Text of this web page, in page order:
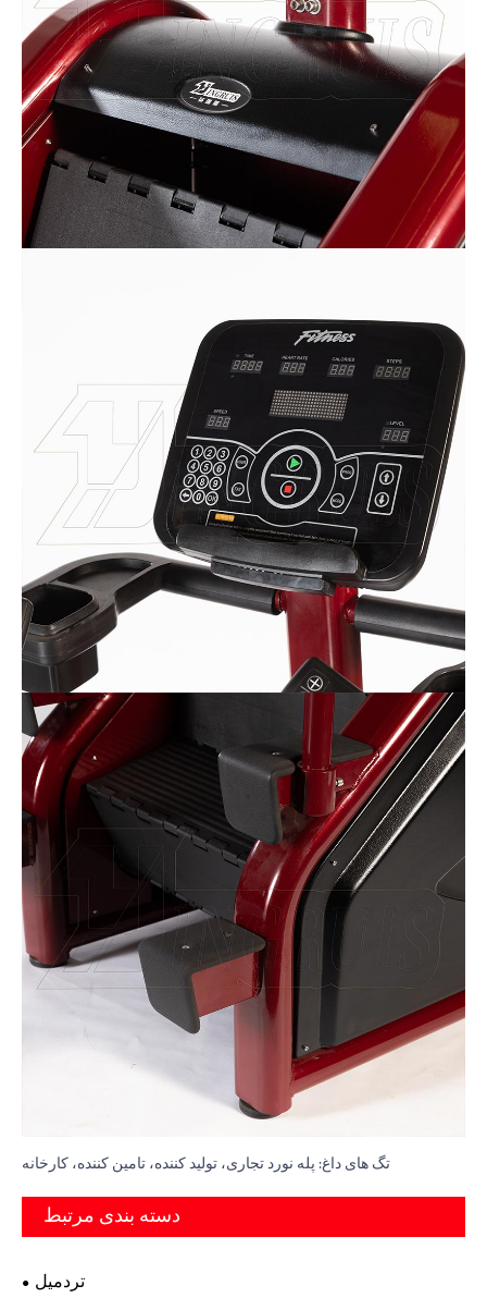
تگ های داغ: پله نورد تجاری، تولید کننده، تامین کننده، کارخانه
دسته بندی مرتبط
تردمیل